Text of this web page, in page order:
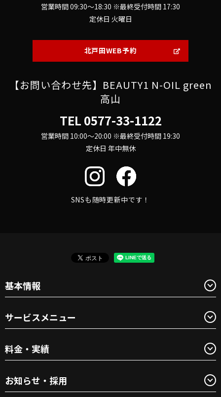
営業時間 09:30～18:30 ※最終受付時間 17:30
定休日 火曜日
北戸田WEB予約
【お問い合わせ先】BEAUTY1 N-OIL green
高山
TEL 0577-33-1122
営業時間 10:00～20:00 ※最終受付時間 19:30
定休日 年中無休
SNSも随時更新中です！
基本情報
サービスメニュー
料金・実績
お知らせ・採用